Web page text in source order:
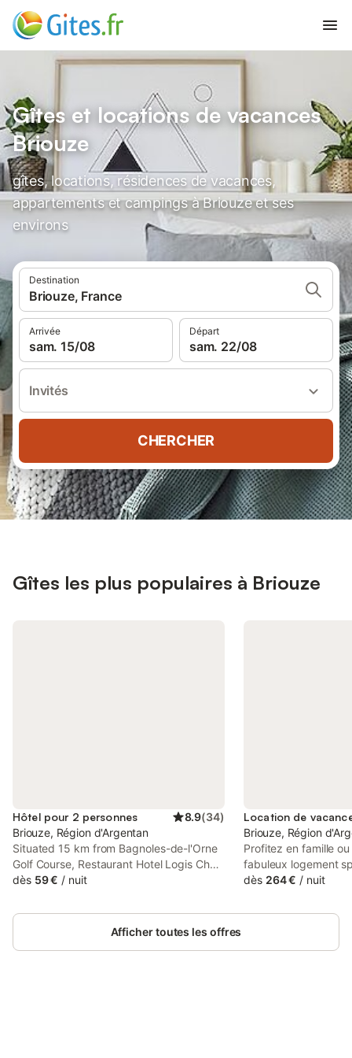
Gîtes et locations de vacances
Briouze
gîtes, locations, résidences de vacances,
appartements et campings à Briouze et ses
environs
Destination
Briouze, France
Arrivée
sam. 15/08
Départ
sam. 22/08
Invités
CHERCHER
Gîtes les plus populaires à Briouze
Hôtel pour 2 personnes 8.9(34)
Briouze, Région d'Argentan
Situated 15 km from Bagnoles-de-l'Orne
Golf Course, Restaurant Hotel Logis Chez
Sophie offers 2-star accommodation in
and a bar.
dès 59 € / nuit
Briouze, Région
Profitez en famille
fabuleux logement
confortable, pour 9
situé au centre ville
dès 264 € / nuit
Afficher toutes les offres